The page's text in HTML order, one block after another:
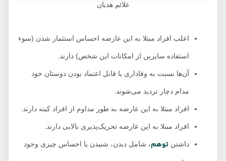
علائم هذیان
اعلب افراد مبتلا به این عارضه احساس استثمار شدن (سوء
استفاده سایرین از امکانات این شخص) دارند.
آن‌ها نسبت به وفاداری یا قابل اعتماد بودن دوستان خود
مدام دچار تردید می‌شوند.
افراد مبتلا به این عارضه به طور مداوم از افراد کینه دارند.
افراد مبتلا به این عارضه تحریک‌پذیری بالایی دارند.
داشتنتوهم، شامل دیدن، شنیدن یا احساس چیزی وجود